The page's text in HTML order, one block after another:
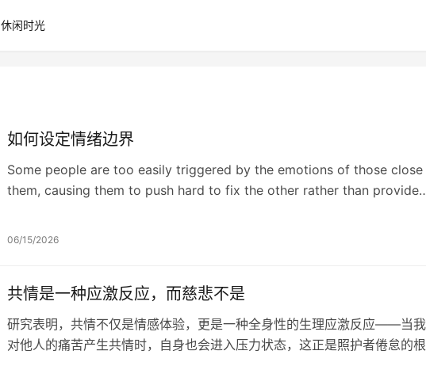
休闲时光
如何设定情绪边界
Some people are too easily triggered by the emotions of those
them, causing them to push hard to fix the other rather than provide
06/15/2026
共情是一种应激反应，而慈悲不是
研究表明，共情不仅是情感体验，更是一种全身性的生理应激反应——当
对他人的痛苦产生共情时，自身也会进入压力状态，这正是照护者倦怠的根